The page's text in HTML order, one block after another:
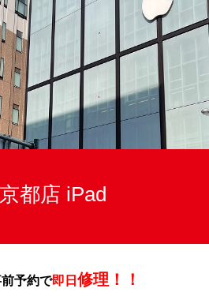
都店 iPad
予約で即日修理！！